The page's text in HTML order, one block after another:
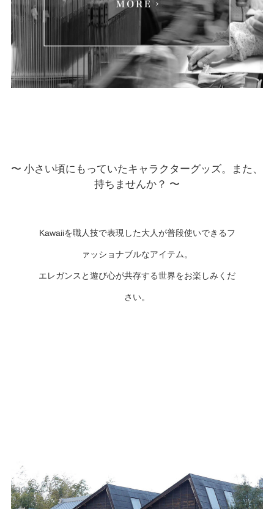
〜 小さい頃にもっていたキャラクターグッズ。また、
持ちませんか？ 〜
Kawaiiを職人技で表現した大人が普段使いできるフ
ァッショナブルなアイテム。
エレガンスと遊び心が共存する世界をお楽しみくだ
さい。